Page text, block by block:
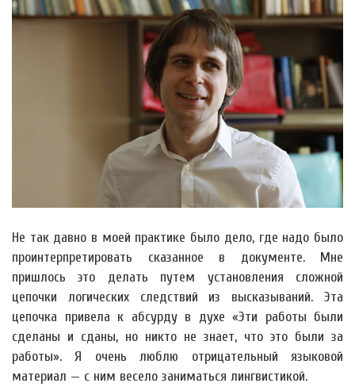
Не так давно в моей практике было дело, где надо было
проинтерпретировать сказанное в документе. Мне
пришлось это делать путем установления сложной
цепочки логических следствий из высказываний. Эта
цепочка привела к абсурду в духе «Эти работы были
сделаны и сданы, но никто не знает, что это были за
работы». Я очень люблю отрицательный языковой
материал — с ним весело заниматься лингвистикой.